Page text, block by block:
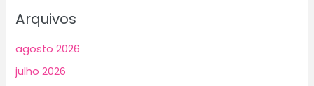
Arquivos
agosto 2026
julho 2026